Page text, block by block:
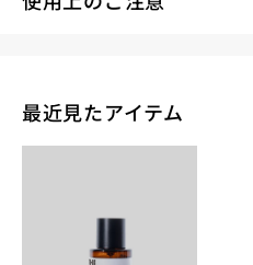
最近見たアイテム